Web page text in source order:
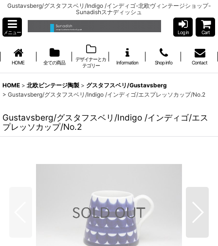
Gustavsberg/グスタフスベリ/Indigo /インディゴ-北欧ヴィンテージショップ-
Sunadishスナディッシュ
メニュー Log in Cart
HOME 全ての商品
デザイナーとカ
テゴリー
Information Shop info Contact
HOME > 北欧ビンテージ陶製 > グスタフスベリ/Gustavsberg
> Gustavsberg/グスタフスベリ/Indigo /インディゴ/エスプレッソカップ/No.2
Gustavsberg/グスタフスベリ/Indigo /インディゴ/エス
プレッソカップ/No.2